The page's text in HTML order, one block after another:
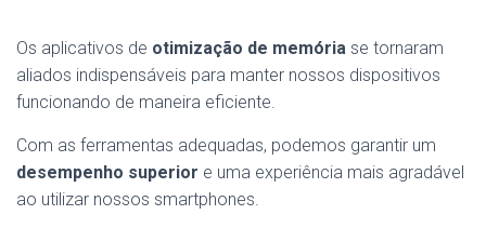
Os aplicativos de otimização de memória se tornaram
aliados indispensáveis para manter nossos dispositivos
funcionando de maneira eficiente.
Com as ferramentas adequadas, podemos garantir um
desempenho superior e uma experiência mais agradável
ao utilizar nossos smartphones.